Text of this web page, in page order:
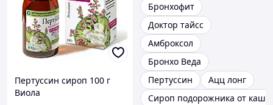
Пертуссин сироп 100 г
Виола
Бронхофит
Доктор тайсс
Амброксол
Бронхо Веда
Пертуссин
Ацц лонг
Сироп подорожника от